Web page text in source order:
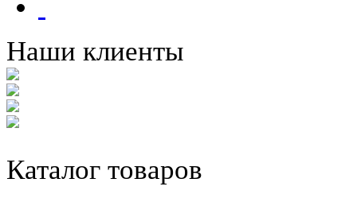
Наши клиенты
Каталог товаров